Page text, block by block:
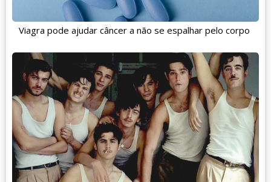
Viagra pode ajudar câncer a não se espalhar pelo corpo